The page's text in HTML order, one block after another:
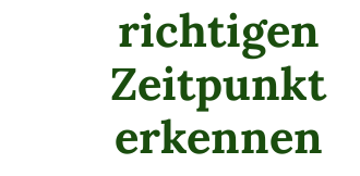
richtigen
Zeitpunkt
erkennen